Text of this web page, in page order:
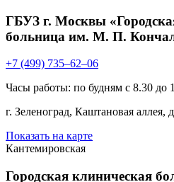
ГБУЗ г. Москвы
больница им. М. П.
+7 (499) 735–62–06
Часы работы: по будням c 8.30 до
г. Зеленоград, Каштановая аллея,
Показать на карте
Кантемировская
Городская клиническая